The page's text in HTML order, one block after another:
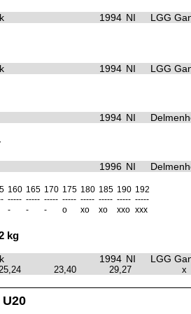
1994 NI LGG
1994 NI LGG
1994 NI
1996 NI
160 165 170 175 180 185 190 192
----- ----- ----- ----- ----- ----- ----- -----
- - - o xo xo xxo xxx
kg
1994 NI LGG
23,40 29,27 x